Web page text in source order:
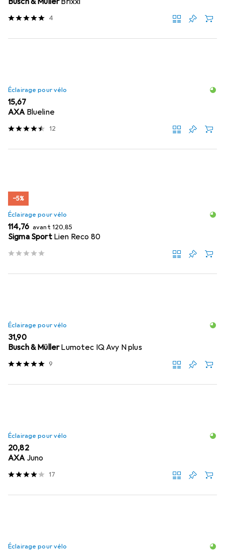
4
Éclairage pour vélo
EUR
15,67
AXA Blueline
12
−5%
Éclairage pour vélo
EUR
114,76 avant EUR
120,85
Sigma Sport Lien Reco 80
Éclairage pour vélo
EUR
31,90
Busch & MüllerLumotec IQ Avy N plus
9
Éclairage pour vélo
EUR
20,82
AXA Juno
17
Éclairage pour vélo